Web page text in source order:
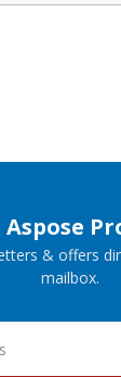
& offers
mailbox.